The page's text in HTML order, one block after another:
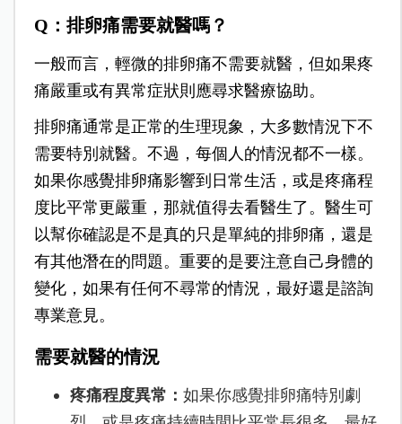
Q：排卵痛需要就醫嗎？
一般而言，輕微的排卵痛不需要就醫，但如果疼
痛嚴重或有異常症狀則應尋求醫療協助。
排卵痛通常是正常的生理現象，大多數情況下不
需要特別就醫。不過，每個人的情況都不一樣。
如果你感覺排卵痛影響到日常生活，或是疼痛程
度比平常更嚴重，那就值得去看醫生了。醫生可
以幫你確認是不是真的只是單純的排卵痛，還是
有其他潛在的問題。重要的是要注意自己身體的
變化，如果有任何不尋常的情況，最好還是諮詢
專業意見。
需要就醫的情況
疼痛程度異常： 如果你感覺排卵痛特別劇